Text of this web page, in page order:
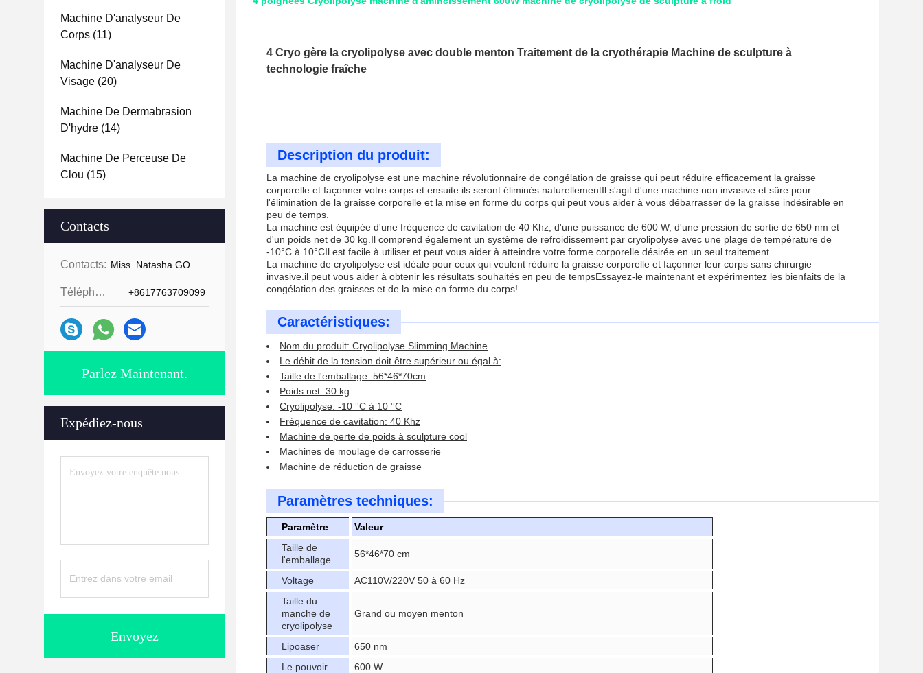
Machine D'analyseur De
Corps (11)
Machine D'analyseur De
Visage (20)
Machine De Dermabrasion
D'hydre (14)
Machine De Perceuse De
Clou (15)
Contacts
Contacts:
Téléphone: +8617763709099
Parlez Maintenant.
Expédiez-nous
Envoyez
4 Cryo gère la cryolipolyse avec double menton Traitement de la cryothérapie Machine de sculpture à
technologie fraîche
Description du produit:
La machine de cryolipolyse est une machine révolutionnaire de congélation de graisse qui peut réduire efficacement la graisse
corporelle et façonner votre corps.et ensuite ils seront éliminés naturellementIl s'agit d'une machine non invasive et sûre pour
l'élimination de la graisse corporelle et la mise en forme du corps qui peut vous aider à vous débarrasser de la graisse indésirable en
peu de temps.
La machine est équipée d'une fréquence de cavitation de 40 Khz, d'une puissance de 600 W, d'une pression de sortie de 650 nm et
d'un poids net de 30 kg.Il comprend également un système de refroidissement par cryolipolyse avec une plage de température de
-10°C à 10°CIl est facile à utiliser et peut vous aider à atteindre votre forme corporelle désirée en un seul traitement.
La machine de cryolipolyse est idéale pour ceux qui veulent réduire la graisse corporelle et façonner leur corps sans chirurgie
invasive.il peut vous aider à obtenir les résultats souhaités en peu de tempsEssayez-le maintenant et expérimentez les bienfaits de la
congélation des graisses et de la mise en forme du corps!
Caractéristiques:
Nom du produit: Cryolipolyse Slimming Machine
Le débit de la tension doit être supérieur ou égal à:
Taille de l'emballage: 56*46*70cm
Poids net: 30 kg
Cryolipolyse: -10 °C à 10 °C
Fréquence de cavitation: 40 Khz
Machine de perte de poids à sculpture cool
Machines de moulage de carrosserie
Machine de réduction de graisse
Paramètres techniques:
Paramètre
Valeur
Taille de
l'emballage
56*46*70 cm
Voltage
AC110V/220V 50 à 60 Hz
Taille du
manche de
cryolipolyse
Grand ou moyen menton
Lipoaser
650 nm
Le pouvoir
600 W